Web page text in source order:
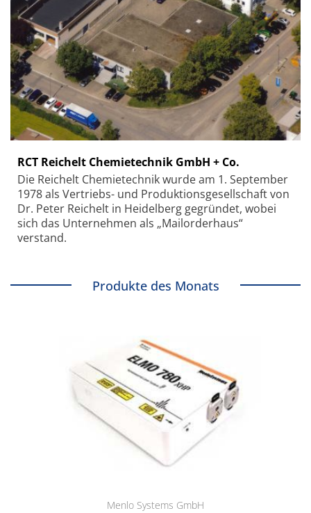
RCT Reichelt Chemietechnik GmbH + Co.
Die Reichelt Chemietechnik wurde am 1. September
1978 als Vertriebs- und Produktionsgesellschaft von
Dr. Peter Reichelt in Heidelberg gegründet, wobei
sich das Unternehmen als „Mailorderhaus“
verstand.
Produkte des Monats
Menlo Systems GmbH